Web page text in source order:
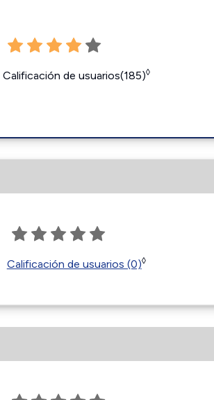
Calificación de usuarios(185)◊
Calificación de usuarios (0)◊